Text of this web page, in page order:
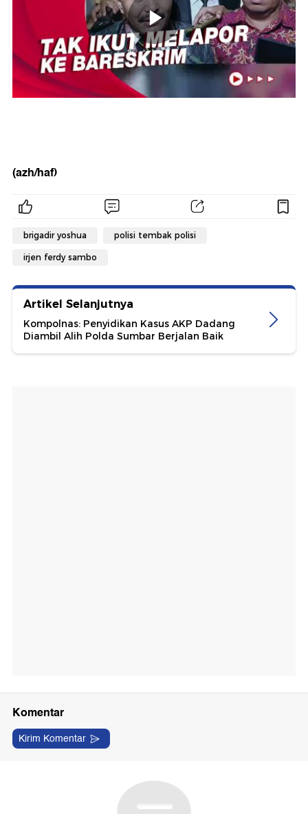
(azh/haf)
brigadir yoshua polisi tembak polisi
irjen ferdy sambo
Artikel Selanjutnya
Kompolnas: Penyidikan Kasus AKP Dadang
Diambil Alih Polda Sumbar Berjalan Baik